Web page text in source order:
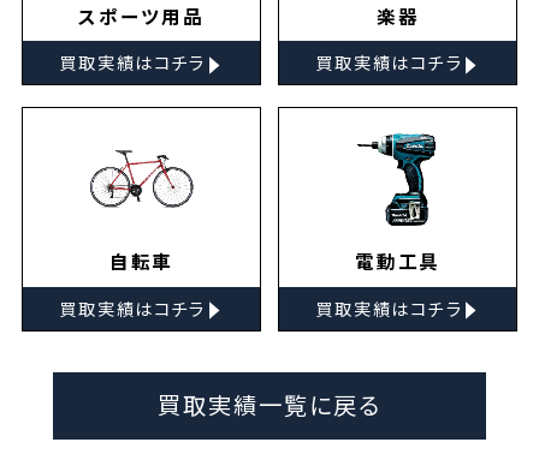
スポーツ用品
買取実績はコチラ ▸
楽器
買取実績はコチラ ▸
自転車
買取実績はコチラ ▸
電動工具
買取実績はコチラ ▸
買取実績一覧に戻る